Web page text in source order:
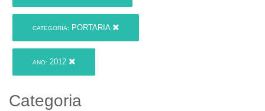
CATEGORIA: PORTARIA
ANO: 2012
Categoria